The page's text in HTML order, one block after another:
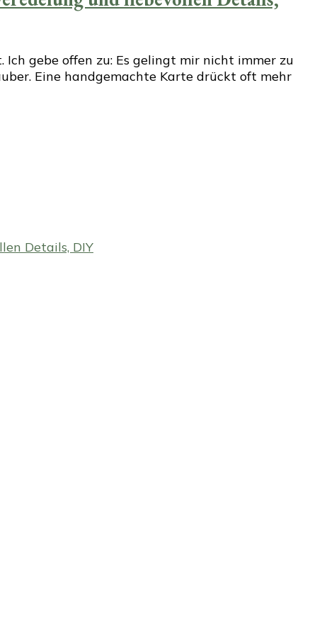
Ich gebe offen zu: Es gelingt mir nicht immer zu
Eine handgemachte Karte drückt oft mehr
Details, DIY